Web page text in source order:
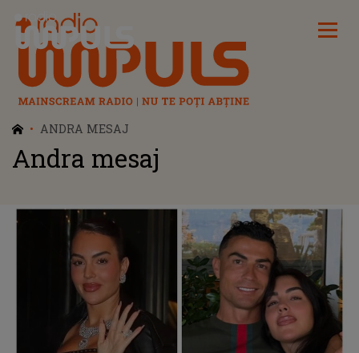
Radio Impuls
ANDRA MESAJ
Andra mesaj